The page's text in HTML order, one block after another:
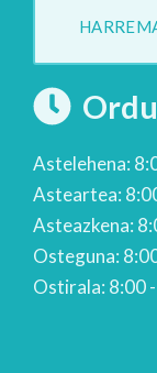
Astelehena:
Asteartea:
Asteazkena:
Osteguna:
Ostirala: 8:00